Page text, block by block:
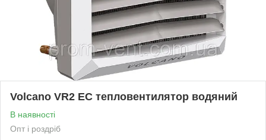
Volcano VR2 EC тепловентилятор водяний
В наявності
Опт і роздріб